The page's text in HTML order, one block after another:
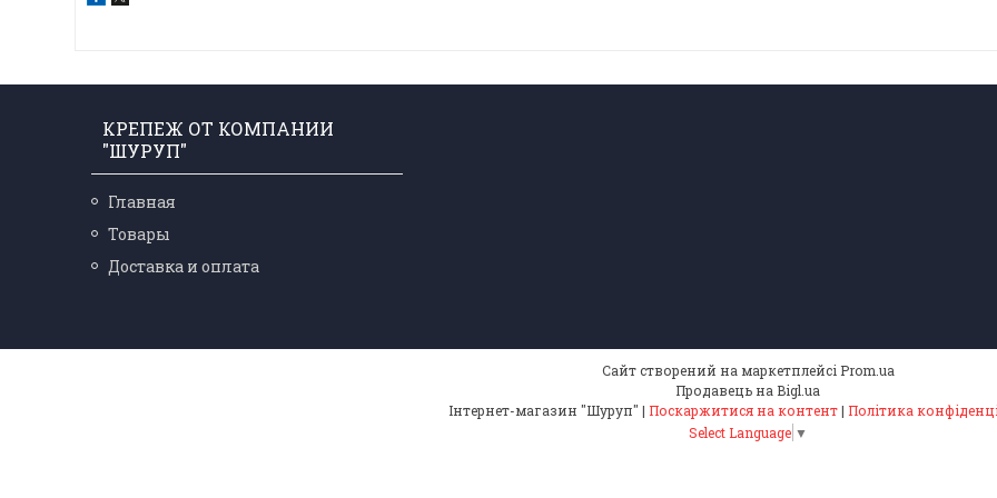
КРЕПЕЖ ОТ КОМПАНИИ
"ШУРУП"
Главная
Товары
Доставка и оплата
Сайт створений на маркетплейсі Prom.ua
Продавець на Bigl.ua
Інтернет-магазин "Шуруп" | Поскаржитися на контент| Політика
Select Language ▼